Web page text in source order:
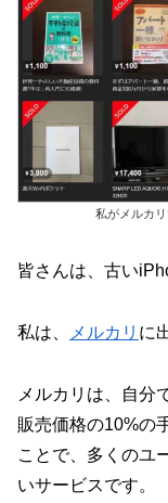
私がメルカ
皆さんは、古い
私は、 メルカリ に
メルカリは、自分
販売価格の10%の
ことで、多くのユ
いサービスです。